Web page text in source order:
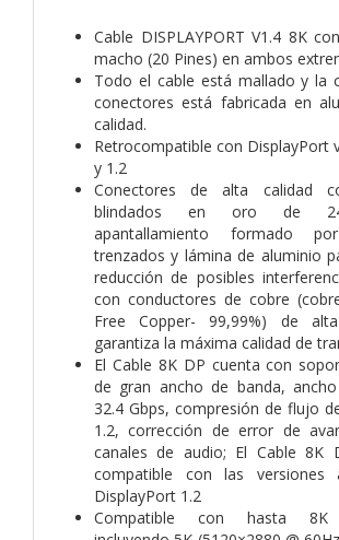
Cable DISPLAYPORT V1.4 8K
macho (20 Pines) en ambos
Todo el cable está mallado y la
conectores está fabricada en
calidad.
Retrocompatible con DisplayPort
y 1.2
Conectores de alta calidad
blindados en oro de
apantallamiento formado
trenzados y lámina de aluminio
reducción de posibles
con conductores de cobre
Free Copper- 99,99%) de
garantiza la máxima calidad de
El Cable 8K DP cuenta con
de gran ancho de banda,
32.4 Gbps, compresión de flujo
1.2, corrección de error de
canales de audio; El Cable 8K
compatible con las versiones
DisplayPort 1.2
Compatible con hasta 8K